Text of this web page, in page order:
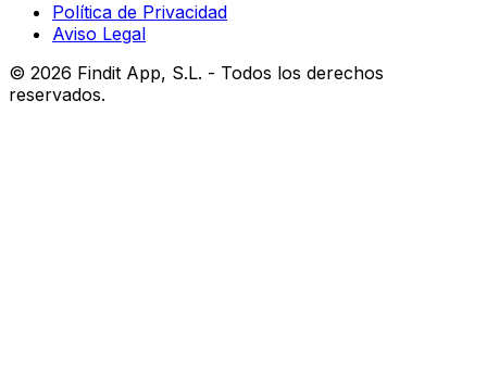
Política de Privacidad
Aviso Legal
© 2026 Findit App, S.L. - Todos los derechos
reservados.